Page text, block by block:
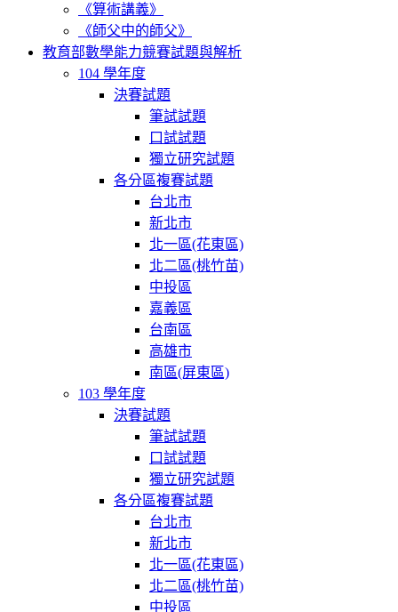
《算術講義》
《師父中的師父》
教育部數學能力競賽試題與解析
104 學年度
決賽試題
筆試試題
口試試題
獨立研究試題
各分區複賽試題
台北市
新北市
北一區(花東區)
北二區(桃竹苗)
中投區
嘉義區
台南區
高雄市
南區(屏東區)
103 學年度
決賽試題
筆試試題
口試試題
獨立研究試題
各分區複賽試題
台北市
新北市
北一區(花東區)
北二區(桃竹苗)
中投區